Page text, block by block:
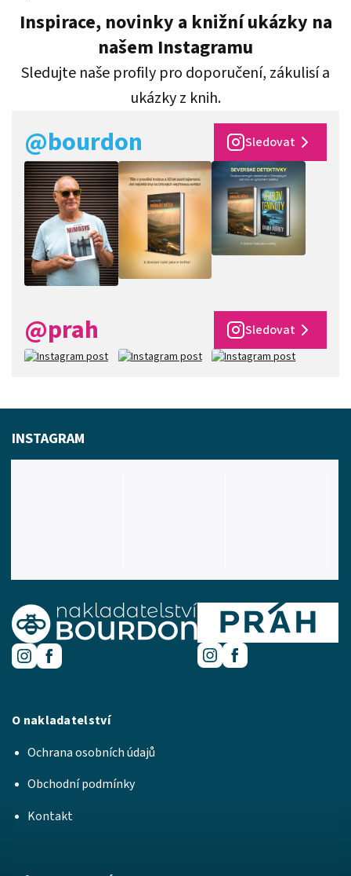
Inspirace, novinky a knižní ukázky na
našem Instagramu
Sledujte naše profily pro doporučení, zákulisí a
ukázky z knih.
@bourdon Sledovat
@prah Sledovat
O nakladatelství
Ochrana osobních údajů
Obchodní podmínky
Kontakt
INSTAGRAM